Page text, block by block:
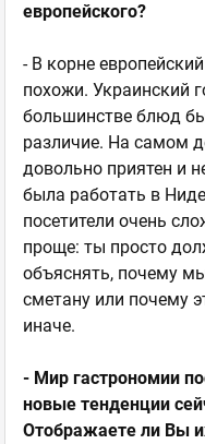
европейского?
- В корне
похожи. Украинский
большинстве блюд
различие. На самом
довольно приятен и
была работать в
посетители очень
проще: ты просто
объяснять, почему
сметану или почему
иначе.
- Мир гастрономии
новые тенденции
Отображаете ли Вы